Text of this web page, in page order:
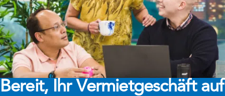
Bereit, Ihr Vermietgeschäft auf